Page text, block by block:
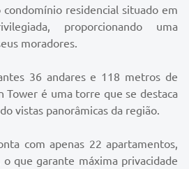
residencial situado em
proporcionando uma
moradores.
36 andares e 118 metros de
Tower é uma torre que se destaca
vistas panorâmicas da região.
com apenas 22 apartamentos,
que garante máxima privacidade